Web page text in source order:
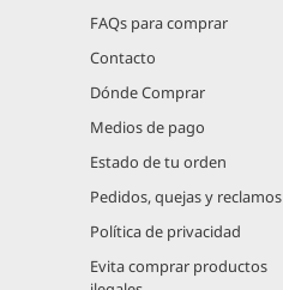
FAQs para comprar
Contacto
Dónde Comprar
Medios de pago
Estado de tu orden
Pedidos, quejas y reclamos
Política de privacidad
Evita comprar productos